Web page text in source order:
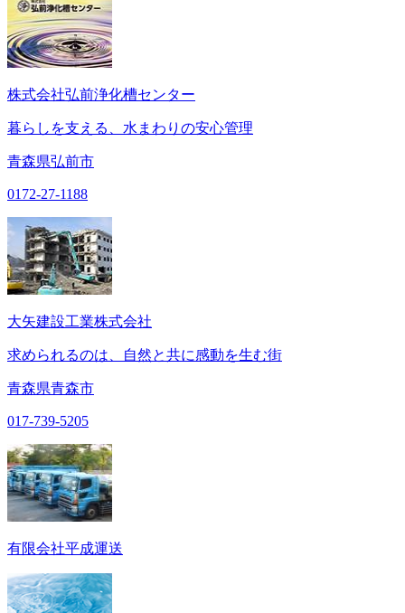
株式会社弘前浄化槽センター
暮らしを支える、水まわりの安心管理
青森県弘前市
0172-27-1188
大矢建設工業株式会社
求められるのは、自然と共に感動を生む街
青森県青森市
017-739-5205
有限会社平成運送